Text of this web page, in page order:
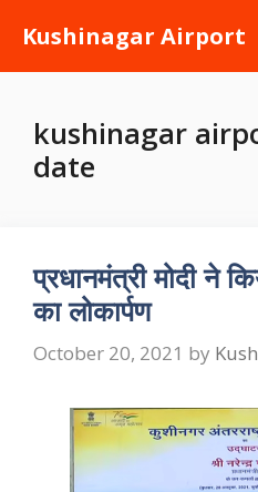
content
Kushinagar Airport
kushinagar
date
प्रधानमंत्री मोदी ने
का लोकार्पण
October 20, 2021 by